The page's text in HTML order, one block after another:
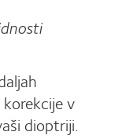
v
dioptriji.